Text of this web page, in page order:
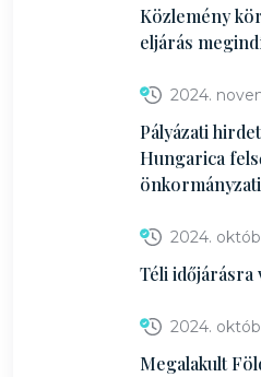
Közlemény
eljárás
2024.
Pályázati
Hungarica
2024.
Téli időjárásra
2024.
Megalakult